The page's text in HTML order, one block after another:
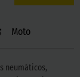
Moto
neumáticos,